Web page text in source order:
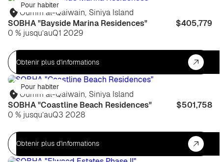
Pour habiter
Oumm al-Qaiwain, Siniya Island
SOBHA "Bayside Marina Residences"
$405,779
0 % jusqu’auQ1 2029
Obtenir plus d'informations
Pour habiter
Oumm al-Qaiwain, Siniya Island
SOBHA "Coastline Beach Residences"
$501,758
0 % jusqu’auQ3 2028
Obtenir plus d'informations